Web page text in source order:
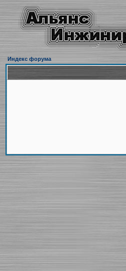
Индекс форума